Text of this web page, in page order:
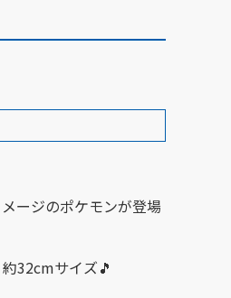
ージのポケモンが登場
32cmサイズ🎵